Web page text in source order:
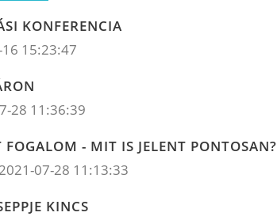
KONFERENCIA
15:23:47
28 11:36:39
FOGALOM - MIT IS JELENT PONTOSAN?
2021-07-28 11:13:33
KINCS